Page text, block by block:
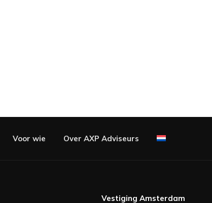
Voor wie Over AXP Adviseurs
Vestiging Amsterdam